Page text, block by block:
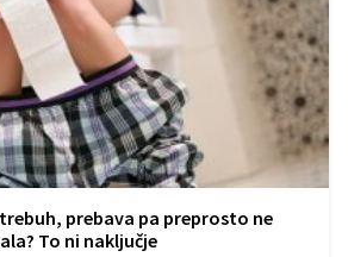
prebava pa preprosto ne
To ni naključje